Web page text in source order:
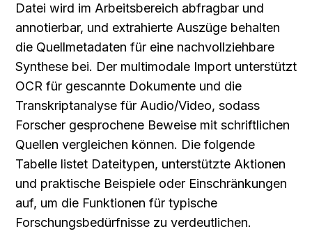
Datei wird im Arbeitsbereich abfragbar und
annotierbar, und extrahierte Auszüge behalten
die Quellmetadaten für eine nachvollziehbare
Synthese bei. Der multimodale Import unterstützt
OCR für gescannte Dokumente und die
Transkriptanalyse für Audio/Video, sodass
Forscher gesprochene Beweise mit schriftlichen
Quellen vergleichen können. Die folgende
Tabelle listet Dateitypen, unterstützte Aktionen
und praktische Beispiele oder Einschränkungen
auf, um die Funktionen für typische
Forschungsbedürfnisse zu verdeutlichen.